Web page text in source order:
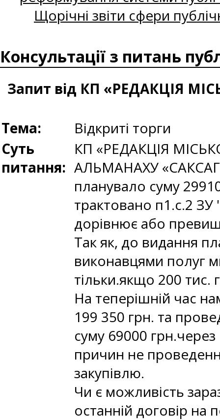
Щорічні звіти сфери
Консультації з питань
Запит від КП «РЕДАКЦІЯ
Тема:
Відкриті торги
Суть
питання:
КП «РЕДАКЦІЯ
АЛЬМАНАХУ
планувало суму
трактовано п1.с.2 ЗУ
дорівнює або
Так як, до видання
виконавцями полуг
тільки.якщо 200
На теперішній час
199 350 грн. та
суму 69000
причин не
закупівлю.
Чи є можливість
останній договір на